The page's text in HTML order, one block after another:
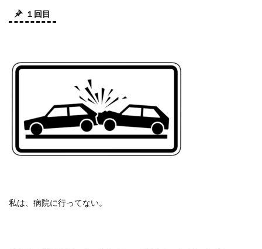
１回目
私は、病院に行ってない。